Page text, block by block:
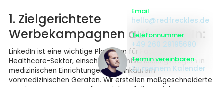
1. Zielgerichtete
Werbekampagnen auf LinkedIn:
LinkedIn ist eine wichtige Plattform für Fachleute im
Healthcare-Sektor, einschließlich Entscheidungsträgern in
medizinischen Einrichtungen und Einkäufern
vonmedizinischen Geräten. Wir erstellen maßgeschneiderte
Email
hello@redfreckles.de
Telefonnummer
+49 260 29195690
Termin vereinbaren
Zu meinem Kalender